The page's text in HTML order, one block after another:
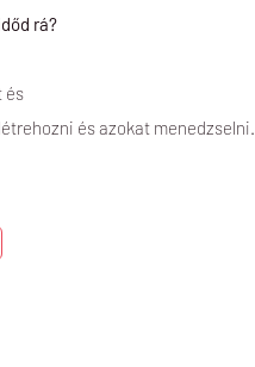
rá?
és
és azokat menedzselni.